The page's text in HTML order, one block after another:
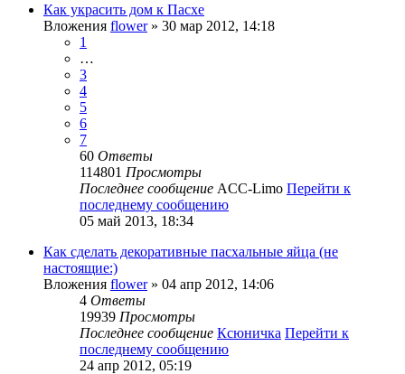
Как украсить дом к Пасхе
Вложения flower» 30 мар 2012, 14:18
1
…
3
4
5
6
7
60 Ответы
114801 Просмотры
Последнее сообщение ACC-Limo Перейти к
последнему сообщению
05 май 2013, 18:34
Как сделать декоративные пасхальные яйца (не
настоящие:)
Вложения flower» 04 апр 2012, 14:06
4 Ответы
19939 Просмотры
Последнее сообщение Ксюничка Перейти к
последнему сообщению
24 апр 2012, 05:19